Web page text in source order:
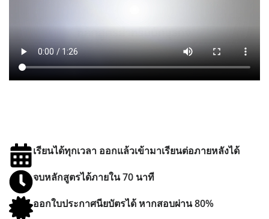
เรียนได้ทุกเวลา ออกแล้วเข้ามาเรียนต่อภายหลังได้
จบหลักสูตรได้ภายใน 70 นาที
ออกใบประกาศนียบัตรได้ หากสอบผ่าน 80%